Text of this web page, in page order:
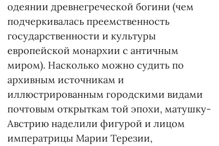
одеянии древнегреческой богини (чем
подчеркивалась преемственность
государственности и культуры
европейской монархии с античным
миром). Насколько можно судить по
архивным источникам и
иллюстрированным городскими видами
почтовым открыткам той эпохи, матушку-
Австрию наделили фигурой и лицом
императрицы Марии Терезии,